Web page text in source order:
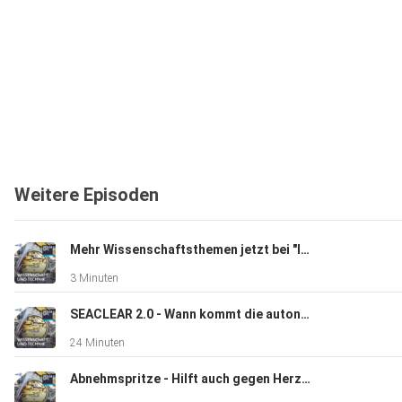
Weitere Episoden
Mehr Wissenschaftsthemen jetzt bei "IQ – Wissenschaft und Forschung"
3 Minuten
SEACLEAR 2.0 - Wann kommt die autonome Unterwasser-Müllabfuhr?
24 Minuten
Abnehmspritze - Hilft auch gegen Herzinsuffizienz